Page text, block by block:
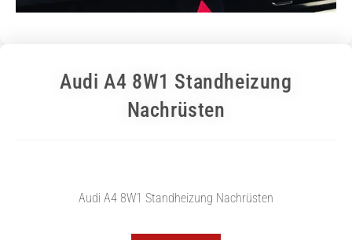
Audi A4 8W1 Standheizung
Nachrüsten
Audi A4 8W1 Standheizung Nachrüsten